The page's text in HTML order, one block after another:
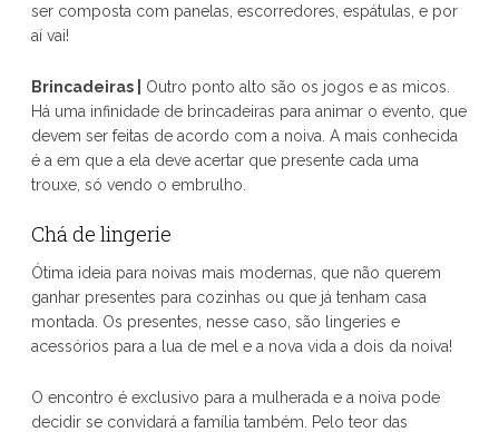
ser composta com panelas, escorredores, espátulas, e por
aí vai!
Brincadeiras |
Outro ponto alto são os jogos e as micos.
Há uma infinidade de brincadeiras para animar o evento, que
devem ser feitas de acordo com a noiva. A mais conhecida
é a em que a ela deve acertar que presente cada uma
trouxe, só vendo o embrulho.
Chá de lingerie
Ótima ideia para noivas mais modernas, que não querem
ganhar presentes para cozinhas ou que já tenham casa
montada. Os presentes, nesse caso, são lingeries e
acessórios para a lua de mel e a nova vida a dois da noiva!
O encontro é exclusivo para a mulherada e a noiva pode
decidir se convidará a família também. Pelo teor das